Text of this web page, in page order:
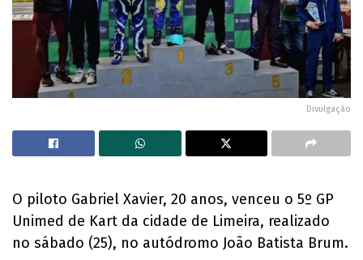
Divulgação
O piloto Gabriel Xavier, 20 anos, venceu o 5º GP
Unimed de Kart da cidade de Limeira, realizado
no sábado (25), no autódromo João Batista Brum.